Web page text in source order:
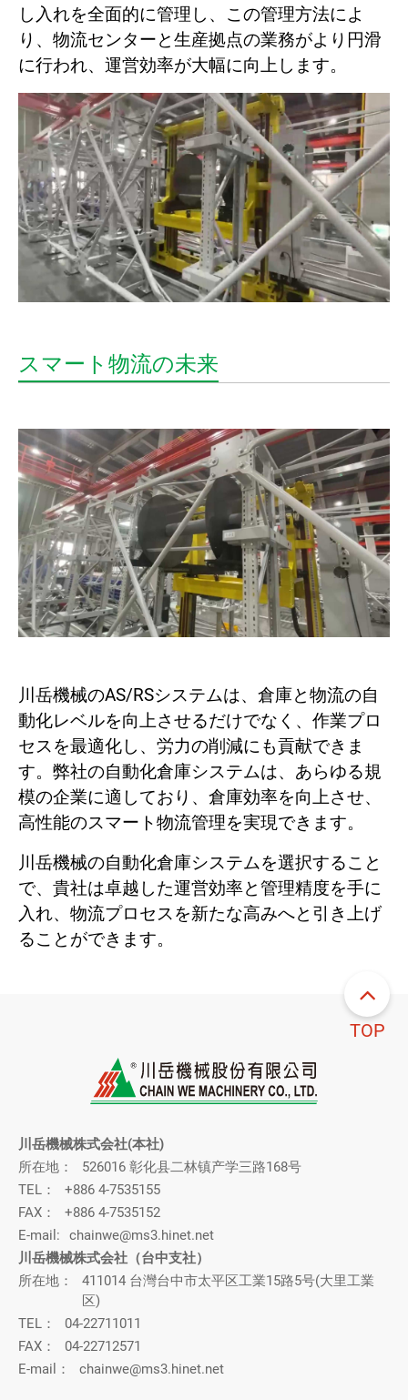
し入れを全面的に管理し、この管理方法によ
り、物流センターと生産拠点の業務がより円滑
に行われ、運営効率が大幅に向上します。
スマート物流の未来
川岳機械のAS/RSシステムは、倉庫と物流の自
動化レベルを向上させるだけでなく、作業プロ
セスを最適化し、労力の削減にも貢献できま
す。弊社の自動化倉庫システムは、あらゆる規
模の企業に適しており、倉庫効率を向上させ、
高性能のスマート物流管理を実現できます。
川岳機械の自動化倉庫システムを選択すること
で、貴社は卓越した運営効率と管理精度を手に
入れ、物流プロセスを新たな高みへと引き上げ
ることができます。
川岳機械株式会社(本社)
所在地：
526016 彰化县二林镇产学三路168号
TEL：
+886 4-7535155
FAX：
+886 4-7535152
E-mail:
chainwe@ms3.hinet.net
川岳機械株式会社（台中支社）
所在地：
411014 台灣台中市太平区工業15路5号(大里工業
区)
TEL：
04-22711011
FAX：
04-22712571
E-mail：
chainwe@ms3.hinet.net
TOP